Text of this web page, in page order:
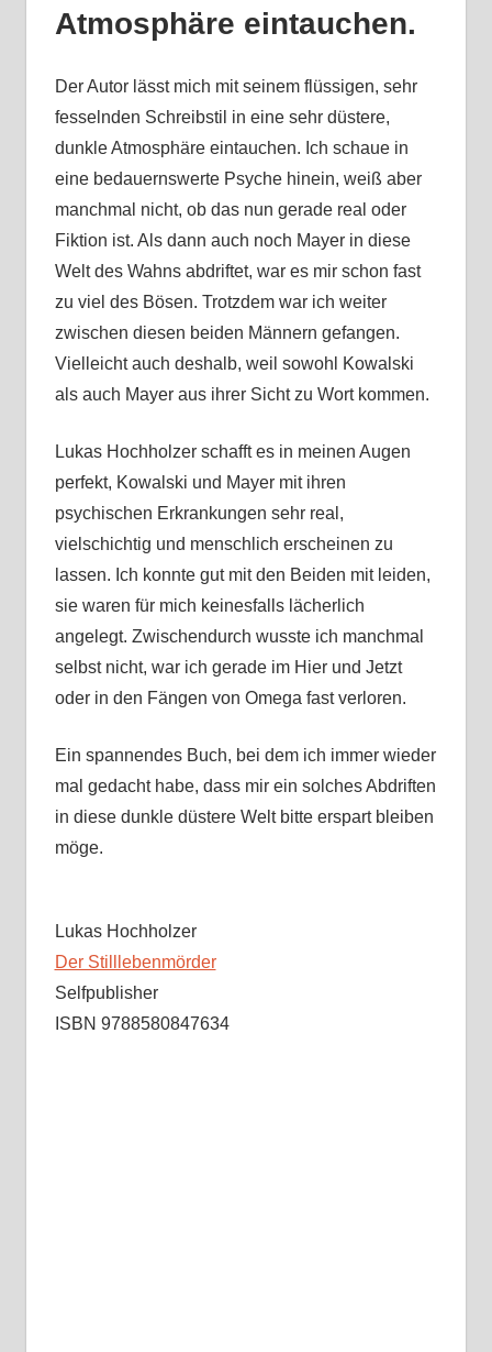
Atmosphäre eintauchen.
Der Autor lässt mich mit seinem flüssigen, sehr
fesselnden Schreibstil in eine sehr düstere,
dunkle Atmosphäre eintauchen. Ich schaue in
eine bedauernswerte Psyche hinein, weiß aber
manchmal nicht, ob das nun gerade real oder
Fiktion ist. Als dann auch noch Mayer in diese
Welt des Wahns abdriftet, war es mir schon fast
zu viel des Bösen. Trotzdem war ich weiter
zwischen diesen beiden Männern gefangen.
Vielleicht auch deshalb, weil sowohl Kowalski
als auch Mayer aus ihrer Sicht zu Wort kommen.
Lukas Hochholzer schafft es in meinen Augen
perfekt, Kowalski und Mayer mit ihren
psychischen Erkrankungen sehr real,
vielschichtig und menschlich erscheinen zu
lassen. Ich konnte gut mit den Beiden mit leiden,
sie waren für mich keinesfalls lächerlich
angelegt. Zwischendurch wusste ich manchmal
selbst nicht, war ich gerade im Hier und Jetzt
oder in den Fängen von Omega fast verloren.
Ein spannendes Buch, bei dem ich immer wieder
mal gedacht habe, dass mir ein solches Abdriften
in diese dunkle düstere Welt bitte erspart bleiben
möge.
Lukas Hochholzer
Der Stilllebenmörder
Selfpublisher
ISBN 9788580847634